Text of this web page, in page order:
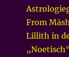
From
Lillith in